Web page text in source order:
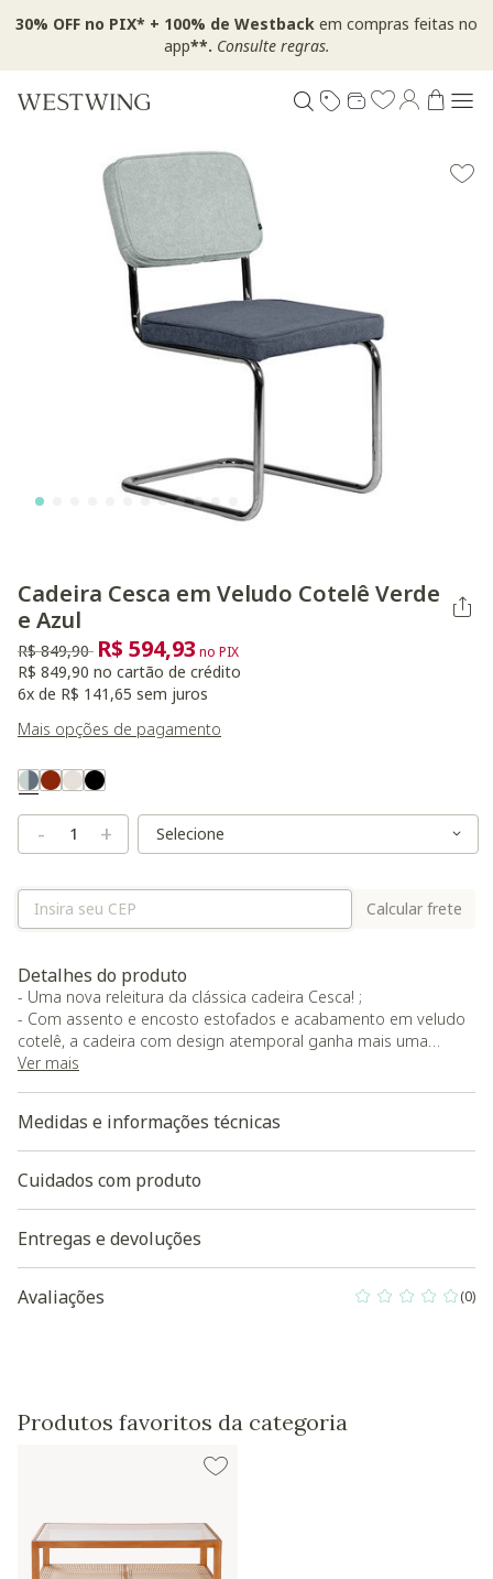
30% OFF no PIX* + 100% de Westback em compras feitas no
app**. Consulte regras.
Cadeira Cesca em Veludo Cotelê Verde
e Azul
Preço reduzido de
R$ 849,90 para
R$ 594,93 no PIX
R$ 849,90 no cartão de crédito
6x de R$ 141,65 sem juros
Mais opções de pagamento
Variant Real Color
Selected
- + Variant Size
Variant Size
Calcular frete
Detalhes do produto
- Uma nova releitura da clássica cadeira Cesca! ;
- Com assento e encosto estofados e acabamento em veludo
cotelê, a cadeira com design atemporal ganha mais uma
opção de conforto e estilo;
cadeira Cesca;
- Carga máxima suportada: 150 kg;
- O produto será entregue desmontado.
- As cores podem apresentar pequenas variações devido ao
Ver mais
Medidas e informações técnicas
Cuidados com produto
Entregas e devoluções
Avaliações 0 out of 5 (0)
Produtos favoritos da categoria